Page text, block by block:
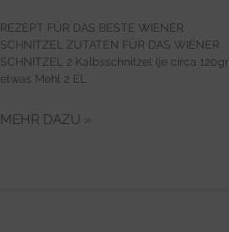
REZEPT FÜR DAS BESTE WIENER
SCHNITZEL ZUTATEN FÜR DAS WIENER
SCHNITZEL 2 Kalbsschnitzel (je circa
etwas Mehl 2 EL
MEHR DAZU »